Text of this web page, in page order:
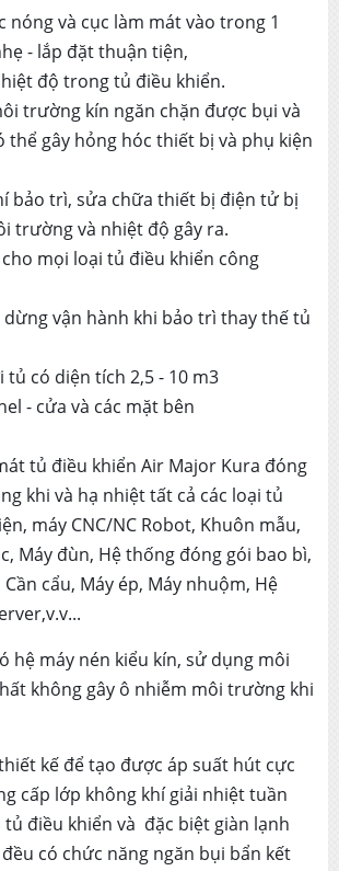
nóng và cục làm mát vào trong 1
- lắp đặt thuận tiện,
độ trong tủ điều khiển.
trường kín ngăn chặn được bụi và
thể gây hỏng hóc thiết bị và phụ kiện
bảo trì, sửa chữa thiết bị điện tử bị
trường và nhiệt độ gây ra.
mọi loại tủ điều khiển công
dừng vận hành khi bảo trì thay thế tủ
tủ có diện tích 2,5 - 10 m3
- cửa và các mặt bên
điều khiển Air Major Kura đóng
khi và hạ nhiệt tất cả các loại tủ
máy CNC/NC Robot, Khuôn mẫu,
Máy đùn, Hệ thống đóng gói bao bì,
cẩu, Máy ép, Máy nhuộm, Hệ
hệ máy nén kiểu kín, sử dụng môi
không gây ô nhiễm môi trường khi
kế để tạo được áp suất hút cực
cấp lớp không khí giải nhiệt tuần
tủ điều khiển và đặc biệt giàn lạnh
có chức năng ngăn bụi bẩn kết